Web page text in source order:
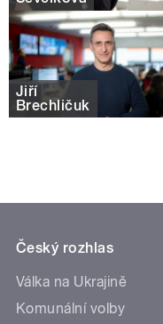
Jiří
Brechličuk
Český rozhlas
Válka na Ukrajině
Komunální volby